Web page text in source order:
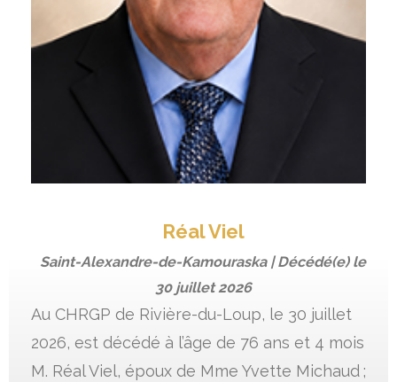
Réal Viel
Saint-Alexandre-de-Kamouraska | Décédé(e) le
30 juillet 2026
Au CHRGP de Rivière-du-Loup, le 30 juillet
2026, est décédé à l’âge de 76 ans et 4 mois
M. Réal Viel, époux de Mme Yvette Michaud ;